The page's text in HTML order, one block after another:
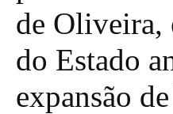
de Oliveira,
do Estado
expansão